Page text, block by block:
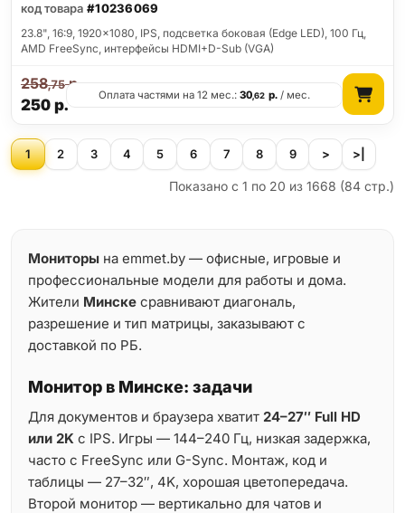
код товара #10236069
23.8", 16:9, 1920x1080, IPS, подсветка боковая (Edge LED), 100 Гц,
AMD FreeSync, интерфейсы HDMI+D-Sub (VGA)
250р.
258,75р.
Оплата частями на 12 мес.:30,62 р./ мес.
1 2 3 4 5 6 7 8 9 > >|
Показано с 1 по 20 из 1668 (84 стр.)
Мониторы на emmet.by — офисные, игровые и
профессиональные модели для работы и дома.
Жители Минске сравнивают диагональ,
разрешение и тип матрицы, заказывают с
доставкой по РБ.
Монитор в Минске: задачи
Для документов и браузера хватит 24–27″ Full HD
или 2K с IPS. Игры — 144–240 Гц, низкая задержка,
часто с FreeSync или G-Sync. Монтаж, код и
таблицы — 27–32″, 4K, хорошая цветопередача.
Второй монитор — вертикально для чатов и